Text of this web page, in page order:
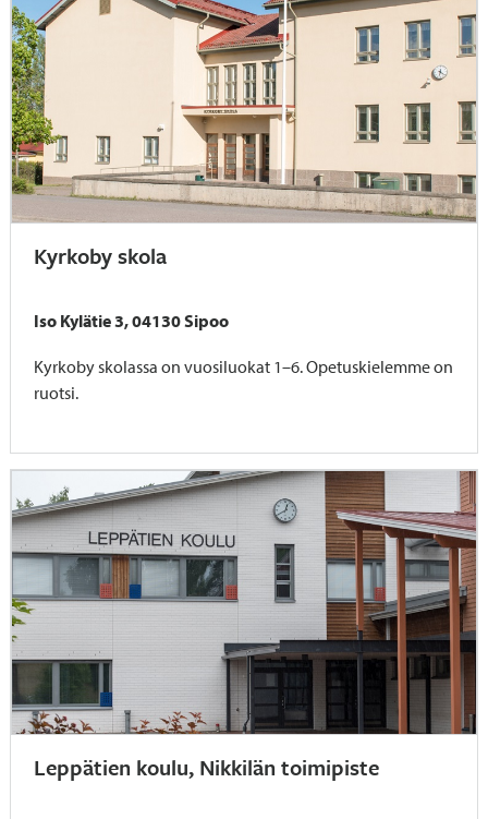
Kyrkoby skola
Iso Kylätie 3, 04130 Sipoo
Kyrkoby skolassa on vuosiluokat 1–6. Opetuskielemme on
ruotsi.
Leppätien koulu, Nikkilän toimipiste